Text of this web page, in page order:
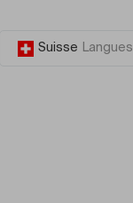
Suisse Langues